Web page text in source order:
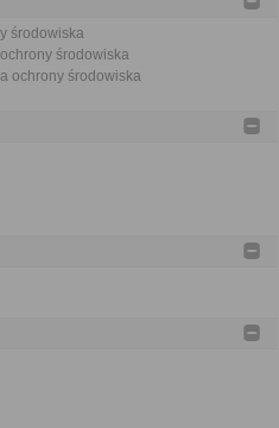
środowiska
środowiska
ochrony środowiska